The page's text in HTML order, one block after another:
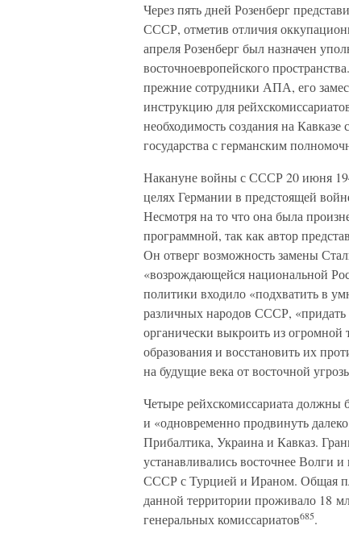
Через пять дней Розенберг
СССР, отметив отличия
апреля Розенберг был назначен
восточноевропейского
прежние сотрудники АПА, его
инструкцию для
необходимость создания на
государства с германским
Накануне войны с СССР 20 июня
целях Германии в предстоящей
Несмотря на то что она была
программной, так как автор
Он отверг возможность замены
«возрождающейся национальной
политики входило «подхватить в
различных народов СССР,
органически выкроить из огромной
образования и восстановить их
на будущие века от восточной
Четыре рейхскомиссариата
и «одновременно продвинуть
Прибалтика, Украина и Кавказ.
устанавливались восточнее Волги
СССР с Турцией и Ираном. Общая
данной территории проживало 18
генеральных комиссариатов685.